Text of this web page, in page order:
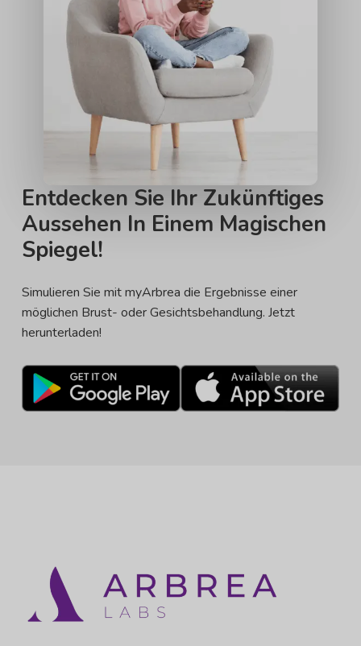
Entdecken Sie Ihr Zukünftiges
Aussehen In Einem Magischen
Spiegel!
Simulieren Sie mit myArbrea die Ergebnisse einer
möglichen Brust- oder Gesichtsbehandlung. Jetzt
herunterladen!